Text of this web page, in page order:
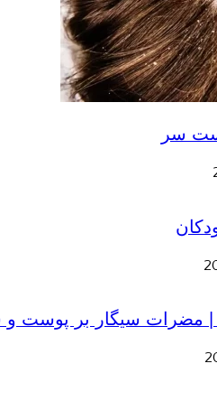
سر
سیگار بر پوست و